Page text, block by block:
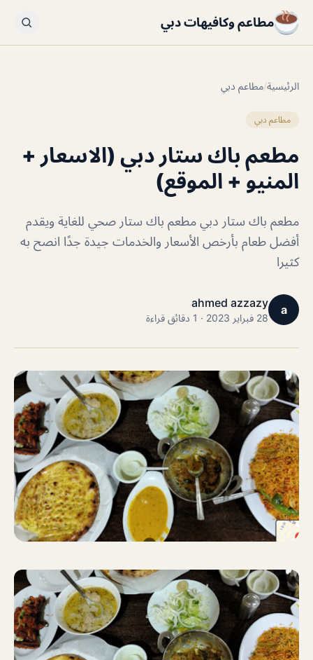
مطاعم وكافيهات دبي
الرئيسية/مطاعم دبي
مطاعم دبي
مطعم باك ستار دبي (الاسعار +
المنيو + الموقع)
مطعم باك ستار دبي مطعم باك ستار صحي للغاية ويقدم
أفضل طعام بأرخص الأسعار والخدمات جيدة جدًا انصح به
كثيرا
a
ahmed azzazy
28 فبراير 2023 · 1 دقائق قراءة